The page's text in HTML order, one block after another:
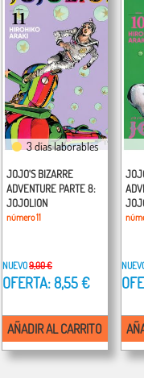
3 días laborables
JOJO'S BIZARRE
ADVENTURE PARTE 8:
JOJOLION
número 11
NUEVO9,00 €
OFERTA: 8,55 €
AÑADIR AL CARRITO